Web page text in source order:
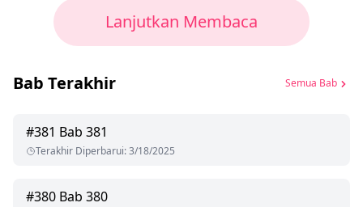
Lanjutkan Membaca
Bab Terakhir Semua Bab
#381 Bab 381
Terakhir Diperbarui:3/18/2025
#380 Bab 380